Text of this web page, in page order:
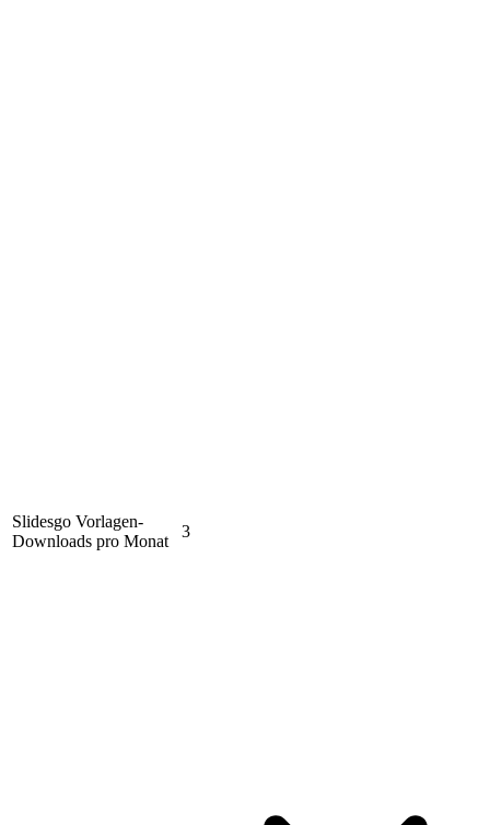
Slidesgo Vorlagen-
Downloads pro Monat
3